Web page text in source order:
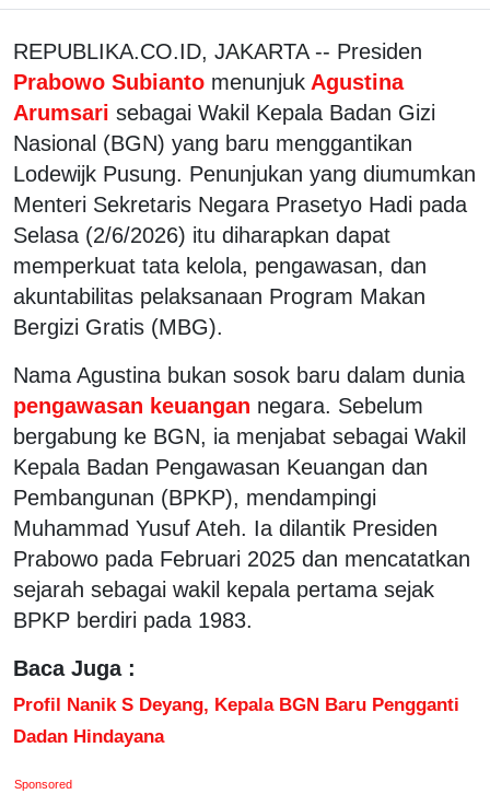
REPUBLIKA.CO.ID, JAKARTA -- Presiden
Prabowo Subianto menunjuk Agustina
Arumsari sebagai Wakil Kepala Badan Gizi
Nasional (BGN) yang baru menggantikan
Lodewijk Pusung. Penunjukan yang diumumkan
Menteri Sekretaris Negara Prasetyo Hadi pada
Selasa (2/6/2026) itu diharapkan dapat
memperkuat tata kelola, pengawasan, dan
akuntabilitas pelaksanaan Program Makan
Bergizi Gratis (MBG).
Nama Agustina bukan sosok baru dalam dunia
pengawasan keuangan negara. Sebelum
bergabung ke BGN, ia menjabat sebagai Wakil
Kepala Badan Pengawasan Keuangan dan
Pembangunan (BPKP), mendampingi
Muhammad Yusuf Ateh. Ia dilantik Presiden
Prabowo pada Februari 2025 dan mencatatkan
sejarah sebagai wakil kepala pertama sejak
BPKP berdiri pada 1983.
Baca Juga :
Profil Nanik S Deyang, Kepala BGN Baru Pengganti
Dadan Hindayana
Sponsored